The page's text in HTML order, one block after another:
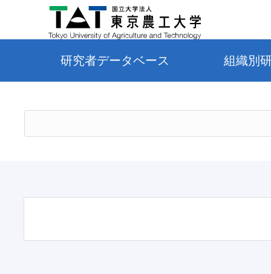
研究者データベース 組織別